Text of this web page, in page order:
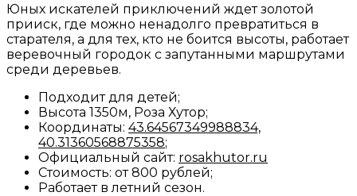
Юных искателей приключений ждет золотой
прииск, где можно ненадолго превратиться в
старателя, а для тех, кто не боится высоты, работает
веревочный городок с запутанными маршрутами
среди деревьев.
Подходит для детей;
Высота 1350м, Роза Хутор;
Координаты: 43.64567349988834,
40.31360568875358;
Официальный сайт: rosakhutor.ru
Стоимость: от 800 рублей;
Работает в летний сезон.